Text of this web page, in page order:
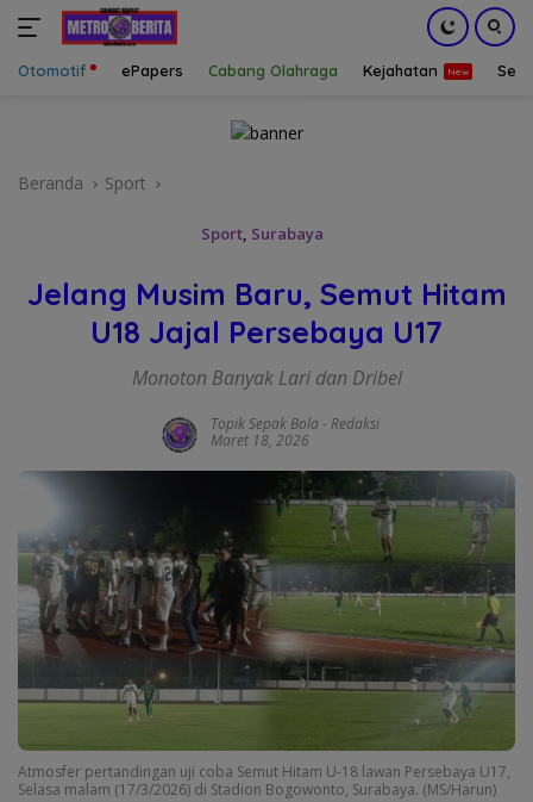
Otomotif ePapers Cabang Olahraga Kejahatan
Beranda Sport
Sport, Surabaya
Jelang Musim Baru, Semut Hitam
U18 Jajal Persebaya U17
Monoton Banyak Lari dan Dribel
Topik Sepak Bola- Redaksi
Maret 18, 2026
Atmosfer pertandingan uji coba Semut Hitam U-18 lawan Persebaya U17,
Selasa malam (17/3/2026) di Stadion Bogowonto, Surabaya. (MS/Harun)